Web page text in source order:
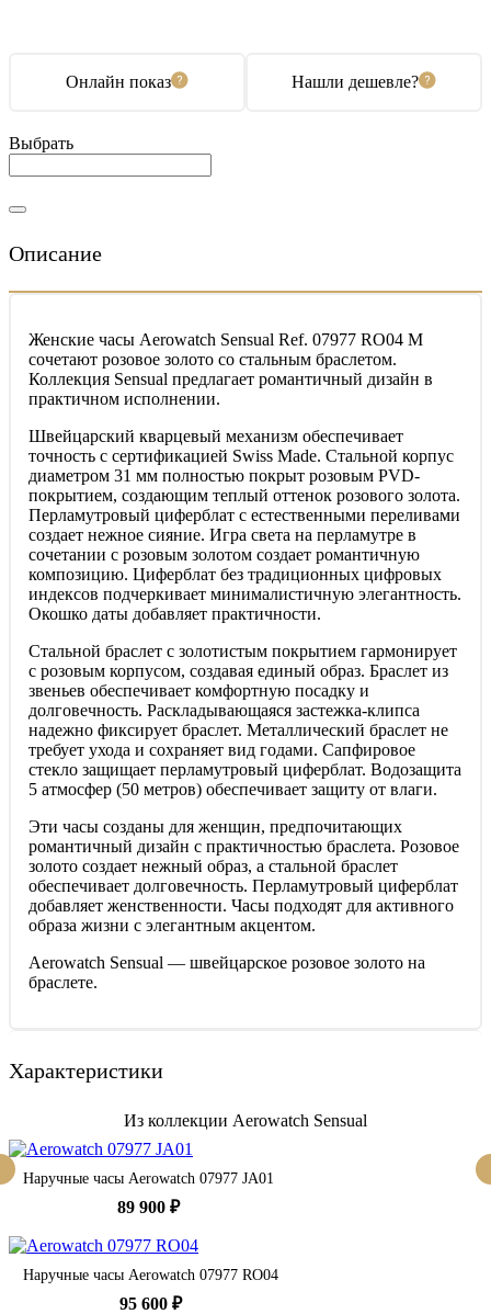
Онлайн показ Нашли дешевле?
Выбрать
Описание
Женские часы Aerowatch Sensual Ref. 07977 RO04 M
сочетают розовое золото со стальным браслетом.
Коллекция Sensual предлагает романтичный дизайн в
практичном исполнении.
Швейцарский кварцевый механизм обеспечивает
точность с сертификацией Swiss Made. Стальной корпус
диаметром 31 мм полностью покрыт розовым PVD-
покрытием, создающим теплый оттенок розового золота.
Перламутровый циферблат с естественными переливами
создает нежное сияние. Игра света на перламутре в
сочетании с розовым золотом создает романтичную
композицию. Циферблат без традиционных цифровых
индексов подчеркивает минималистичную элегантность.
Окошко даты добавляет практичности.
Стальной браслет с золотистым покрытием гармонирует
с розовым корпусом, создавая единый образ. Браслет из
звеньев обеспечивает комфортную посадку и
долговечность. Раскладывающаяся застежка-клипса
надежно фиксирует браслет. Металлический браслет не
требует ухода и сохраняет вид годами. Сапфировое
стекло защищает перламутровый циферблат. Водозащита
5 атмосфер (50 метров) обеспечивает защиту от влаги.
Эти часы созданы для женщин, предпочитающих
романтичный дизайн с практичностью браслета. Розовое
золото создает нежный образ, а стальной браслет
обеспечивает долговечность. Перламутровый циферблат
добавляет женственности. Часы подходят для активного
образа жизни с элегантным акцентом.
Aerowatch Sensual — швейцарское розовое золото на
браслете.
Характеристики
Из коллекции Aerowatch Sensual
Наручные часы Aerowatch 07977 JA01
89 900 ₽
Наручные часы Aerowatch 07977 RO04
95 600 ₽